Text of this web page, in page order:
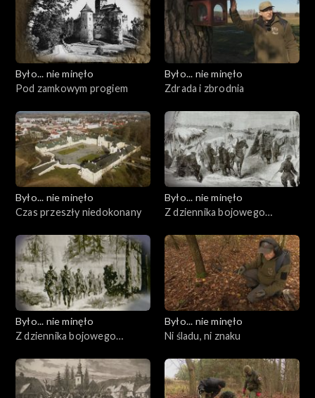
Było... nie minęło
Pod zamkowym progiem
Było... nie minęło
Zdrada i zbrodnia
Było... nie minęło
Czas przeszły niedokonany
Było... nie minęło
Z dziennika bojowego
rozdział drugi
Było... nie minęło
Z dziennika bojowego
Było... nie minęło
Ni śladu, ni znaku